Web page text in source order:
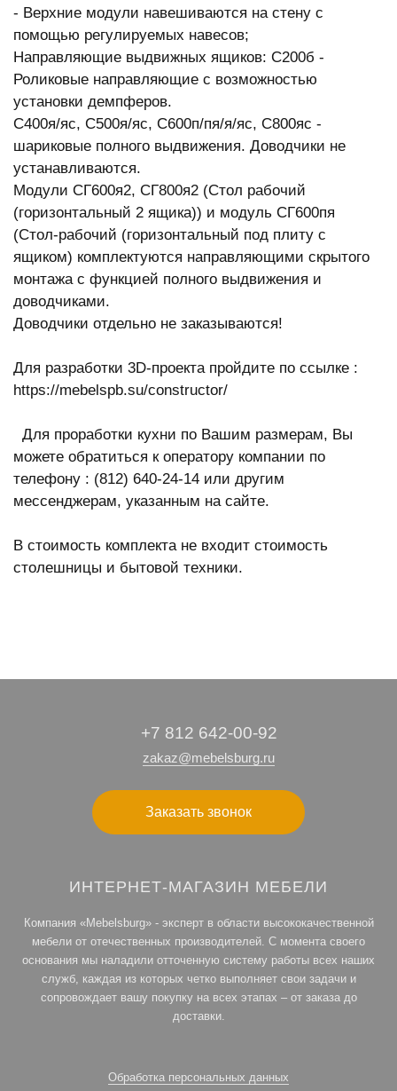
- Верхние модули навешиваются на стену с
помощью регулируемых навесов;
Направляющие выдвижных ящиков: С200б -
Роликовые направляющие с возможностью
установки демпферов.
С400я/яс, С500я/яс, С600п/пя/я/яс, С800яс -
шариковые полного выдвижения. Доводчики не
устанавливаются.
Модули СГ600я2, СГ800я2 (Стол рабочий
(горизонтальный 2 ящика)) и модуль СГ600пя
(Стол-рабочий (горизонтальный под плиту с
ящиком) комплектуются направляющими скрытого
монтажа с функцией полного выдвижения и
доводчиками.
Доводчики отдельно не заказываются!
Для разработки 3D-проекта пройдите по ссылке :
https://mebelspb.su/constructor/
Для проработки кухни по Вашим размерам, Вы
можете обратиться к оператору компании по
телефону : (812) 640-24-14 или другим
мессенджерам, указанным на сайте.
В стоимость комплекта не входит стоимость
столешницы и бытовой техники.
+7 812 642-00-92
zakaz@mebelsburg.ru
Заказать звонок
ИНТЕРНЕТ-МАГАЗИН МЕБЕЛИ
Компания «Mebelsburg» - эксперт в области высококачественной
мебели от отечественных производителей. С момента своего
основания мы наладили отточенную систему работы всех наших
служб, каждая из которых четко выполняет свои задачи и
сопровождает вашу покупку на всех этапах – от заказа до
доставки.
Обработка персональных данных